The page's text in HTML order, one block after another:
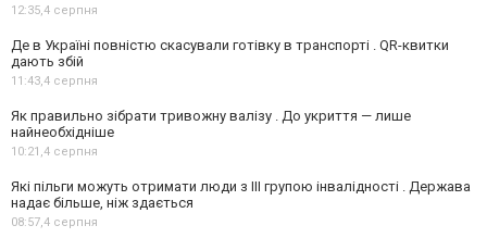
12:35,4 серпня
Де в Україні повністю скасували готівку в транспорті . QR-квитки
дають збій
11:43,4 серпня
Як правильно зібрати тривожну валізу . До укриття — лише
найнеобхідніше
10:21,4 серпня
Які пільги можуть отримати люди з III групою інвалідності . Держава
надає більше, ніж здається
08:57,4 серпня